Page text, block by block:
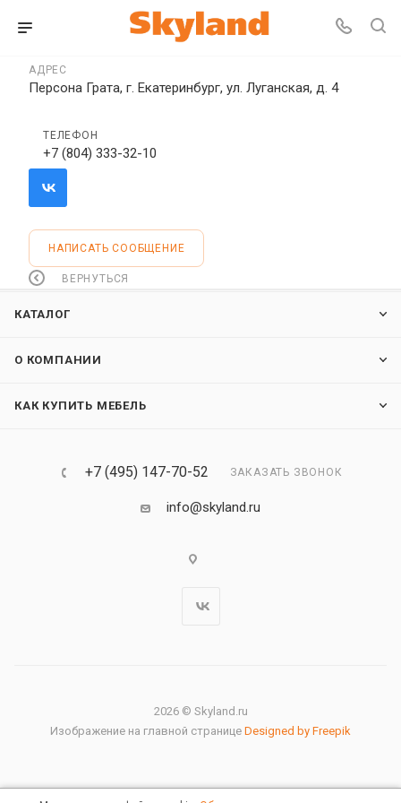
АДРЕС
Персона Грата, г. Екатеринбург, ул. Луганская, д. 4
ТЕЛЕФОН
+7 (804) 333-32-10
НАПИСАТЬ СООБЩЕНИЕ
ВЕРНУТЬСЯ
КАТАЛОГ
О КОМПАНИИ
КАК КУПИТЬ МЕБЕЛЬ
+7 (495) 147-70-52 ЗАКАЗАТЬ ЗВОНОК
info@skyland.ru
2026 © Skyland.ru
Изображение на главной странице Designed by Freepik